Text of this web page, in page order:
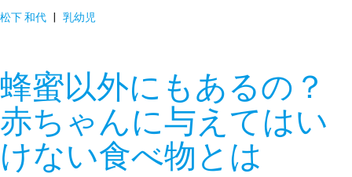
松下 和代 乳幼児
蜂蜜以外にもあるの？
赤ちゃんに与えてはい
けない食べ物とは